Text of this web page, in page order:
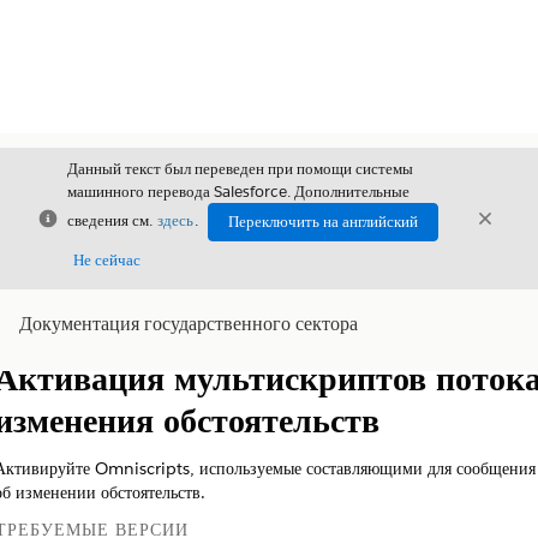
Закрыть
Данный текст был переведен при помощи системы
машинного перевода Salesforce. Дополнительные
сведения см. здесь.
Переключить на английский
Не сейчас
Документация государственного сектора
Показать содержание
Содержание
мультискриптов
обстоятельств
Omniscripts, используемые составляющими для сообщения
изменении обстоятельств.
ВЕРСИИ